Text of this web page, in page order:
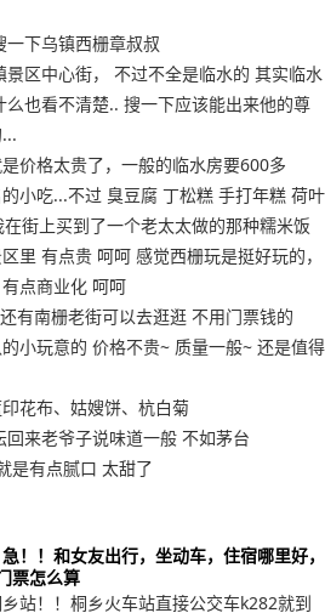
下乌镇西栅章叔叔
区中心街， 不过不全是临水的 其实临水
也看不清楚.. 搜一下应该能出来他的尊
价格太贵了，一般的临水房要600多
小吃...不过 臭豆腐 丁松糕 手打年糕 荷叶
街上买到了一个老太太做的那种糯米饭
里 有点贵 呵呵 感觉西栅玩是挺好玩的，
点商业化 呵呵
有南栅老街可以去逛逛 不用门票钱的
小玩意的 价格不贵~ 质量一般~ 还是值得
花布、姑嫂饼、杭白菊
来老爷子说味道一般 不如茅台
是有点腻口 太甜了
！！和女友出行，坐动车，住宿哪里好，
票怎么算
站！！桐乡火车站直接公交车k282就到